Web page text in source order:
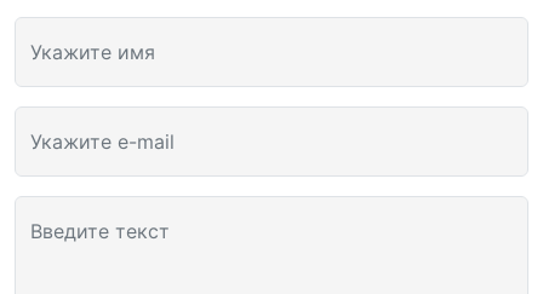
Укажите имя
Укажите e-mail
Введите текст